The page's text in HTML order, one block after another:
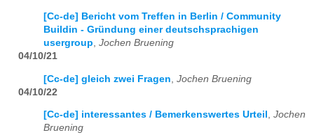
[Cc-de] Bericht vom Treffen in Berlin / Community
Buildin - Gründung einer deutschsprachigen
usergroup, Jochen Bruening
04/10/21
[Cc-de] gleich zwei Fragen Jochen Bruening
04/10/22
[Cc-de] interessantes / Bemerkenswertes Urteil , Jochen
Bruening